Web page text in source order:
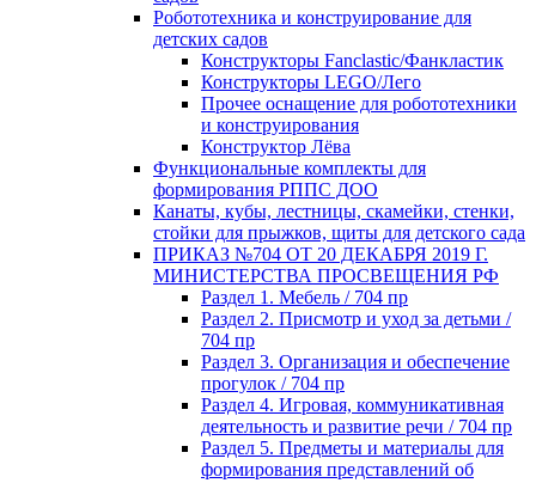
Робототехника и конструирование для
детских садов
Конструкторы Fanclastic/Фанкластик
Конструкторы LEGO/Лего
Прочее оснащение для робототехники
и конструирования
Конструктор Лёва
Функциональные комплекты для
формирования РППС ДОО
Канаты, кубы, лестницы, скамейки, стенки,
стойки для прыжков, щиты для детского сада
ПРИКАЗ №704 ОТ 20 ДЕКАБРЯ 2019 Г.
МИНИСТЕРСТВА ПРОСВЕЩЕНИЯ РФ
Раздел 1. Мебель / 704 пр
Раздел 2. Присмотр и уход за детьми /
704 пр
Раздел 3. Организация и обеспечение
прогулок / 704 пр
Раздел 4. Игровая, коммуникативная
деятельность и развитие речи / 704 пр
Раздел 5. Предметы и материалы для
формирования представлений об